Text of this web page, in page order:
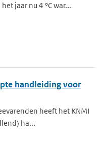
jaar nu 4 °C war...
handleiding voor
heeft het KNMI
ha...